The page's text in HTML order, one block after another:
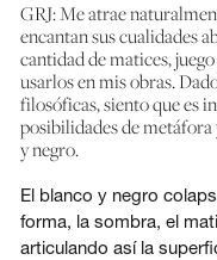
GRJ: Me atrae
encantan sus cualidades
cantidad de matices,
usarlos en mis obras.
filosóficas, siento que es
posibilidades de metáfora
y negro.
El blanco y negro
forma, la sombra, el
articulando así la